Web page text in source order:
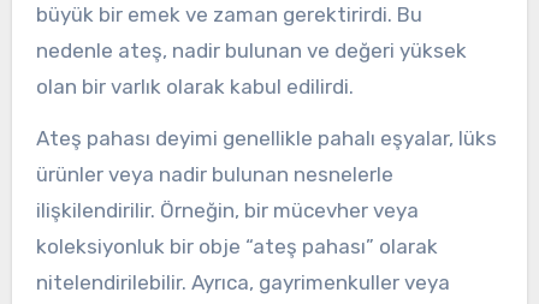
büyük bir emek ve zaman gerektirirdi. Bu
nedenle ateş, nadir bulunan ve değeri yüksek
olan bir varlık olarak kabul edilirdi.
Ateş pahası deyimi genellikle pahalı eşyalar, lüks
ürünler veya nadir bulunan nesnelerle
ilişkilendirilir. Örneğin, bir mücevher veya
koleksiyonluk bir obje “ateş pahası” olarak
nitelendirilebilir. Ayrıca, gayrimenkuller veya